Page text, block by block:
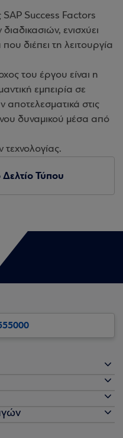
Success Factors
ενισχύει
που διέπει τη λειτουργία
του έργου είναι η
εμπειρία σε
αποτελεσματικά στις
δυναμικού μέσα από
Τύπου